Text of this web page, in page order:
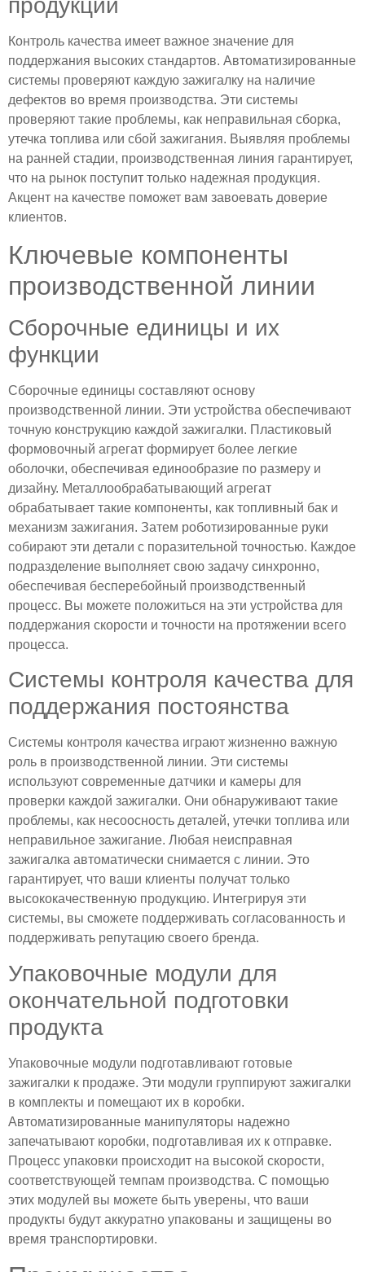
продукции
Контроль качества имеет важное значение для
поддержания высоких стандартов. Автоматизированные
системы проверяют каждую зажигалку на наличие
дефектов во время производства. Эти системы
проверяют такие проблемы, как неправильная сборка,
утечка топлива или сбой зажигания. Выявляя проблемы
на ранней стадии, производственная линия гарантирует,
что на рынок поступит только надежная продукция.
Акцент на качестве поможет вам завоевать доверие
клиентов.
Ключевые компоненты
производственной линии
Сборочные единицы и их
функции
Сборочные единицы составляют основу
производственной линии. Эти устройства обеспечивают
точную конструкцию каждой зажигалки. Пластиковый
формовочный агрегат формирует более легкие
оболочки, обеспечивая единообразие по размеру и
дизайну. Металлообрабатывающий агрегат
обрабатывает такие компоненты, как топливный бак и
механизм зажигания. Затем роботизированные руки
собирают эти детали с поразительной точностью. Каждое
подразделение выполняет свою задачу синхронно,
обеспечивая бесперебойный производственный
процесс. Вы можете положиться на эти устройства для
поддержания скорости и точности на протяжении всего
процесса.
Системы контроля качества для
поддержания постоянства
Системы контроля качества играют жизненно важную
роль в производственной линии. Эти системы
используют современные датчики и камеры для
проверки каждой зажигалки. Они обнаруживают такие
проблемы, как несоосность деталей, утечки топлива или
неправильное зажигание. Любая неисправная
зажигалка автоматически снимается с линии. Это
гарантирует, что ваши клиенты получат только
высококачественную продукцию. Интегрируя эти
системы, вы сможете поддерживать согласованность и
поддерживать репутацию своего бренда.
Упаковочные модули для
окончательной подготовки
продукта
Упаковочные модули подготавливают готовые
зажигалки к продаже. Эти модули группируют зажигалки
в комплекты и помещают их в коробки.
Автоматизированные манипуляторы надежно
запечатывают коробки, подготавливая их к отправке.
Процесс упаковки происходит на высокой скорости,
соответствующей темпам производства. С помощью
этих модулей вы можете быть уверены, что ваши
продукты будут аккуратно упакованы и защищены во
время транспортировки.